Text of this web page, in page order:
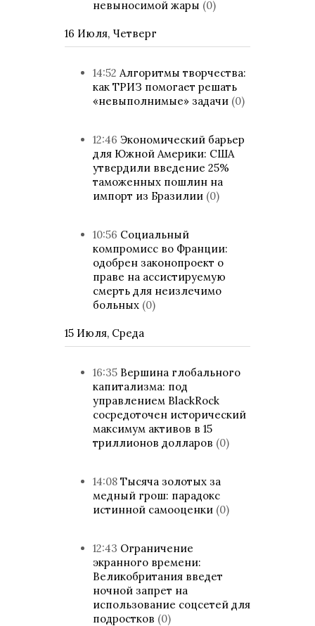
невыносимой жары (0)
16 Июля, Четверг
14:52 Алгоритмы творчества:
как ТРИЗ помогает решать
«невыполнимые» задачи (0)
12:46 Экономический барьер
для Южной Америки: США
утвердили введение 25%
таможенных пошлин на
импорт из Бразилии (0)
10:56 Социальный
компромисс во Франции:
одобрен законопроект о
праве на ассистируемую
смерть для неизлечимо
больных (0)
15 Июля, Среда
16:35 Вершина глобального
капитализма: под
управлением BlackRock
сосредоточен исторический
максимум активов в 15
триллионов долларов (0)
14:08 Тысяча золотых за
медный грош: парадокс
истинной самооценки (0)
12:43 Ограничение
экранного времени:
Великобритания введет
ночной запрет на
использование соцсетей для
подростков (0)